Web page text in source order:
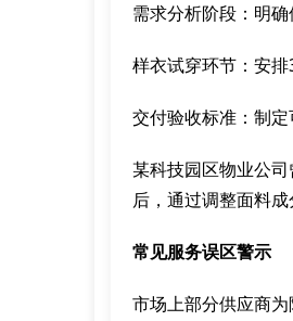
需求分析阶段：明
样衣试穿环节：安
交付验收标准：制
某科技园区物业公
后，通过调整面料
常见服务误区警示
市场上部分供应商